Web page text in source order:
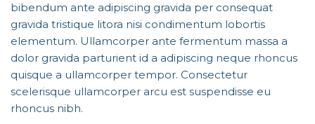
bibendum ante adipiscing gravida per consequat
gravida tristique litora nisi condimentum lobortis
elementum. Ullamcorper ante fermentum massa a
dolor gravida parturient id a adipiscing neque rhoncus
quisque a ullamcorper tempor. Consectetur
scelerisque ullamcorper arcu est suspendisse eu
rhoncus nibh.